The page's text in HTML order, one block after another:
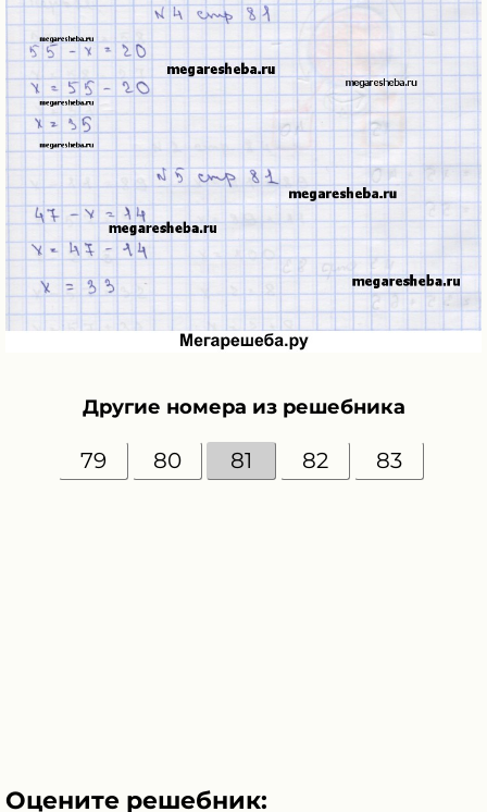
Другие номера из решебника
79 80 81 82 83
Оцените решебник: